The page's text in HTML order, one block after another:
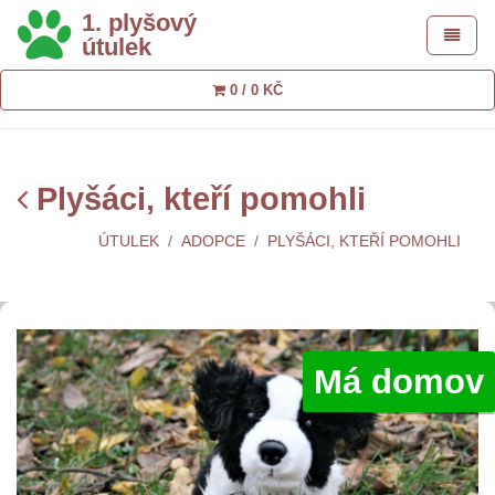
1. plyšový
útulek
Toggle
0 / 0 KČ
Plyšáci, kteří pomohli
ÚTULEK ADOPCE PLYŠÁCI, KTEŘÍ POMOHLI
Má domov